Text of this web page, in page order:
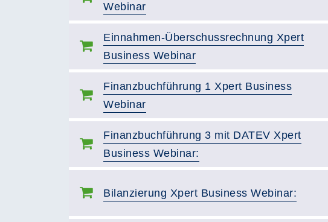
Webinar
Einnahmen-Überschussrechnung Xpert
Business Webinar
Finanzbuchführung 1 Xpert Business
Webinar
Finanzbuchführung 3 mit DATEV Xpert
Business Webinar:
Bilanzierung Xpert Business Webinar: